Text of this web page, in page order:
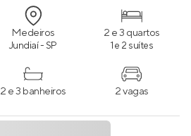
Medeiros
Jundiaí - SP
2 e 3 quartos
1 e 2 suítes
2 e 3 banheiros 2 vagas